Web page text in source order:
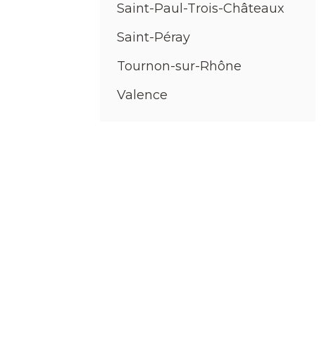
Saint-Paul-Trois-Châteaux
Saint-Péray
Tournon-sur-Rhône
Valence